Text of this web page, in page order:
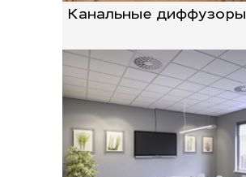
Канальные диффузоры